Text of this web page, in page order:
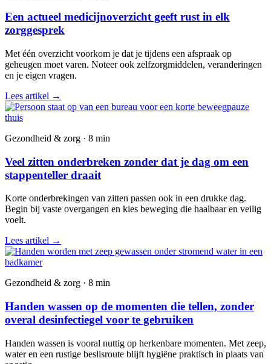
Een actueel medicijnoverzicht geeft rust in elk
zorggesprek
Met één overzicht voorkom je dat je tijdens een afspraak op
geheugen moet varen. Noteer ook zelfzorgmiddelen, veranderingen
en je eigen vragen.
Lees artikel →
Gezondheid & zorg · 8 min
Veel zitten onderbreken zonder dat je dag om een
stappenteller draait
Korte onderbrekingen van zitten passen ook in een drukke dag.
Begin bij vaste overgangen en kies beweging die haalbaar en veilig
voelt.
Lees artikel →
Gezondheid & zorg · 8 min
Handen wassen op de momenten die tellen, zonder
overal desinfectiegel voor te gebruiken
Handen wassen is vooral nuttig op herkenbare momenten. Met zeep,
water en een rustige beslisroute blijft hygiëne praktisch in plaats van